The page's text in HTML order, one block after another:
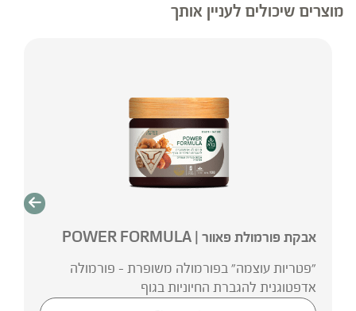
מוצרים שיכולים לעניין אותך
אבקת פורמולת פאוור | POWER FORMULA
"פטריות עוצמה" בפורמולה משופרת - פורמולה
אדפטוגנית להגברת החיוניות בגוף